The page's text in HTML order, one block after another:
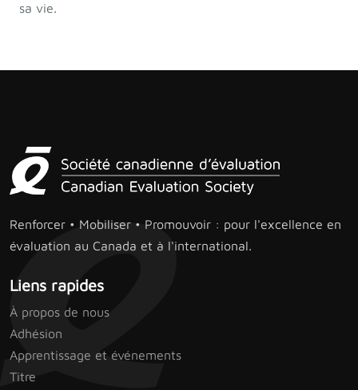
sa vie.
Renforcer • Mobiliser • Promouvoir : pour l'excellence en
évaluation au Canada et à l'international.
Liens rapides
À propos de nous
Adhésion
Apprentissage et événements
Titre